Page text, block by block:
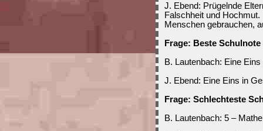
J. Ebend: Prügelnde
Falschheit und
Menschen gebrauchen,
Frage: Beste
B. Lautenbach: Eine Eins
J. Ebend: Eine Eins in
Frage: Schlechteste
B. Lautenbach: 5 –